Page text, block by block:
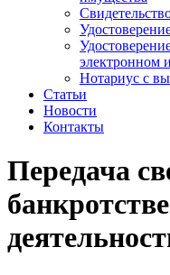
электронном
Нотариус с
Статьи
Новости
Контакты
Передача